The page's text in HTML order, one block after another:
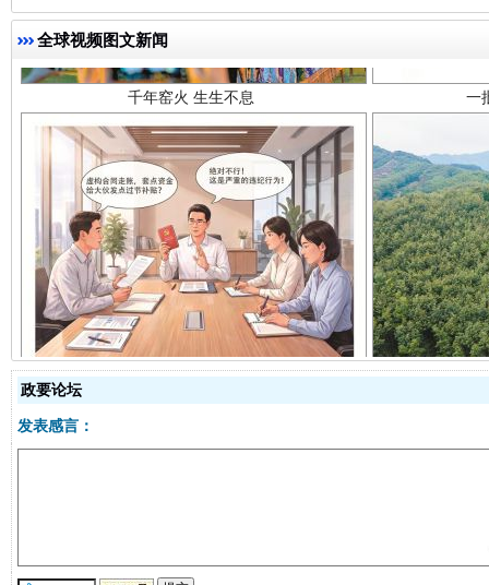
全球视频图文新闻
揭开“小金库”的免责幌子
政要论坛
发表感言：